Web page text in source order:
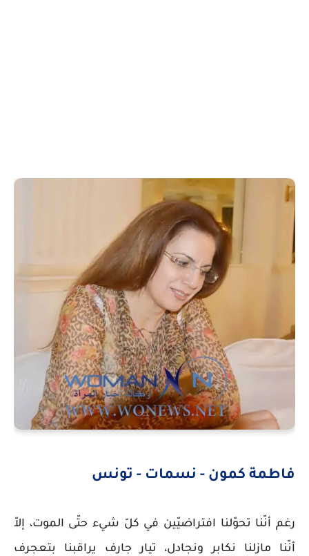
فاطمة كمون - نسمات - تونس
رغم أنّنا تحوّلنا افتراضيّين في كلّ شيء حتّى الموت، إلاّ
أنّنا مازلنا نكابر ونجادل، تيار جارف يراقبنا بتعجرف